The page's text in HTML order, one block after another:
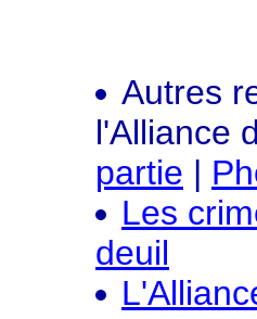
Autres
l'Alliance
partie |
Les
deuil